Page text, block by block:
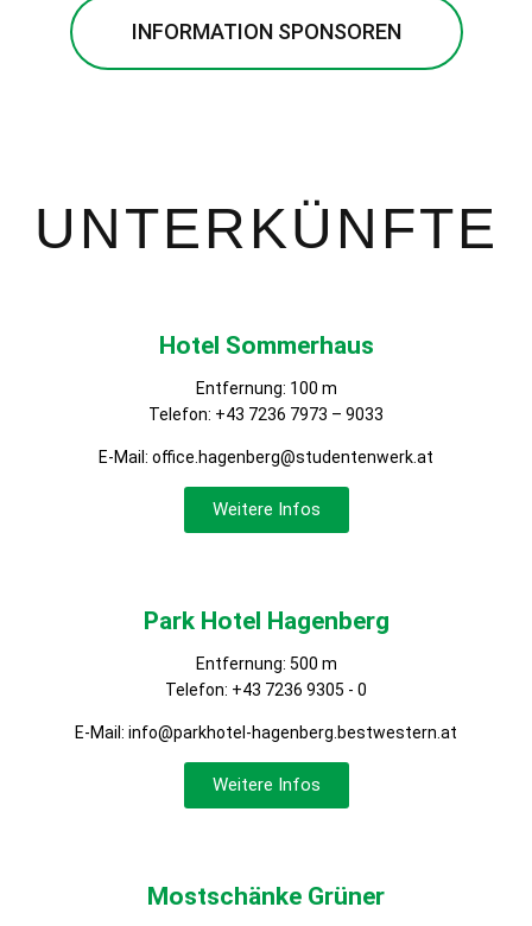
INFORMATION SPONSOREN
UNTERKÜNFTE
Hotel Sommerhaus
Entfernung: 100 m
Telefon: +43 7236 7973 – 9033
E-Mail: office.hagenberg@studentenwerk.at
Weitere Infos
Park Hotel Hagenberg
Entfernung: 500 m
Telefon: +43 7236 9305 - 0
E-Mail: info@parkhotel-hagenberg.bestwestern.at
Weitere Infos
Mostschänke Grüner